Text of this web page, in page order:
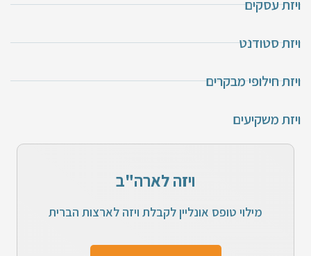
ויזת עסקים
ויזת סטודנט
ויזת חילופי מבקרים
ויזת משקיעים
ויזה לארה"ב
מילוי טופס אונליין לקבלת ויזה לארצות הברית